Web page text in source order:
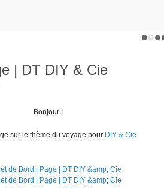
| DT DIY & Cie
Bonjour !
sur le thème du voyage pour DIY & Cie